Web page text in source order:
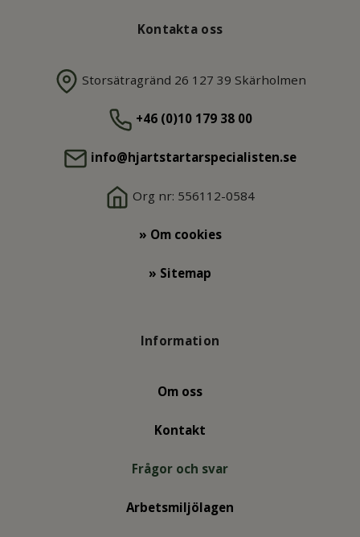
Kontakta oss
Storsätragränd 26 127 39 Skärholmen
+46 (0)10 179 38 00
info@hjartstartarspecialisten.se
Org nr: 556112-0584
» Om cookies
» Sitemap
Information
Om oss
Kontakt
Frågor och svar
Arbetsmiljölagen